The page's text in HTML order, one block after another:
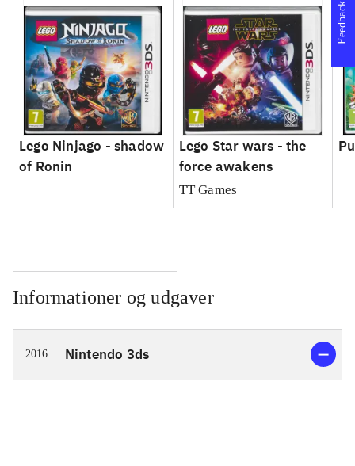
Lego Ninjago - shadow
of Ronin
Lego Star wars - the
force awakens
TT Games
Informationer og udgaver
2016 Nintendo 3ds
Feedback